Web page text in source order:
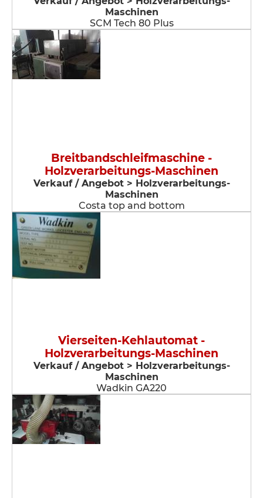
Maschinen
SCM Tech 80 Plus
Breitbandschleifmaschine -
Holzverarbeitungs-Maschinen
Verkauf / Angebot > Holzverarbeitungs-
Maschinen
Costa top and bottom
Vierseiten-Kehlautomat -
Holzverarbeitungs-Maschinen
Verkauf / Angebot > Holzverarbeitungs-
Maschinen
Wadkin GA220